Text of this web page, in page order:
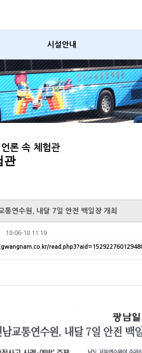
시설안내
언론 속 체험관
관
통연수원, 내달 7일 안전 백일장 개최
18-06-18 11:19